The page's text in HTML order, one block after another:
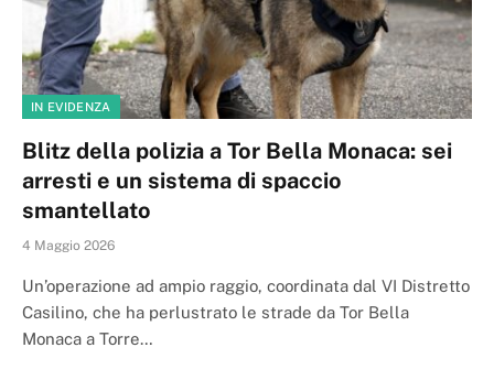
IN EVIDENZA
Blitz della polizia a Tor Bella Monaca: sei
arresti e un sistema di spaccio
smantellato
4 Maggio 2026
Un’operazione ad ampio raggio, coordinata dal VI Distretto
Casilino, che ha perlustrato le strade da Tor Bella
Monaca a Torre…